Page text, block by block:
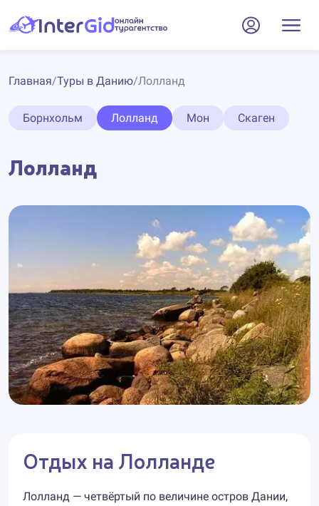
Главная/Туры в Данию/Лолланд
Борнхольм Лолланд Мон Скаген
Лолланд
Отдых на Лолланде
Лолланд — четвёртый по величине остров Дании,